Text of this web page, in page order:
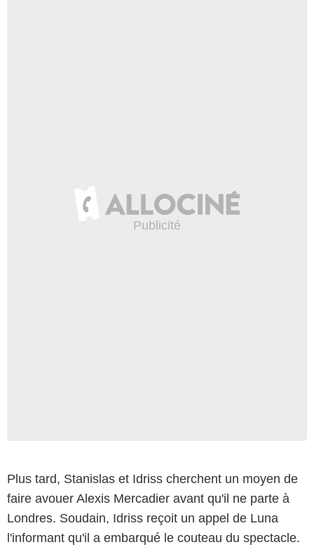
Plus tard, Stanislas et Idriss cherchent un moyen de
faire avouer Alexis Mercadier avant qu'il ne parte à
Londres. Soudain, Idriss reçoit un appel de Luna
l'informant qu'il a embarqué le couteau du spectacle.